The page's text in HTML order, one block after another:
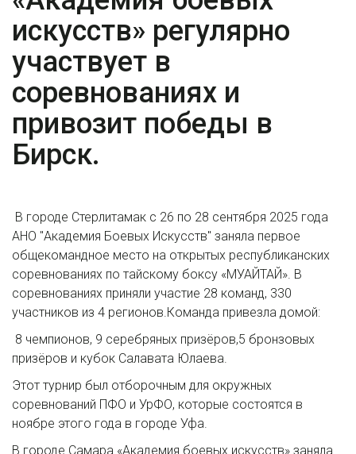
искусств» регулярно
участвует в
соревнованиях и
привозит победы в
Бирск.
В городе Стерлитамак с 26 по 28 сентября 2025 года
АНО "Академия Боевых Искусств" заняла первое
общекомандное место на открытых республиканских
соревнованиях по тайскому боксу «МУАЙТАЙ». В
соревнованиях приняли участие 28 команд, 330
участников из 4 регионов.Команда привезла домой:
8 чемпионов, 9 серебряных призёров,5 бронзовых
призёров и кубок Салавата Юлаева.
Этот турнир был отборочным для окружных
соревнований ПФО и УрФО, которые состоятся в
ноябре этого года в городе Уфа.
В городе Самара «Академия боевых искусств» заняла